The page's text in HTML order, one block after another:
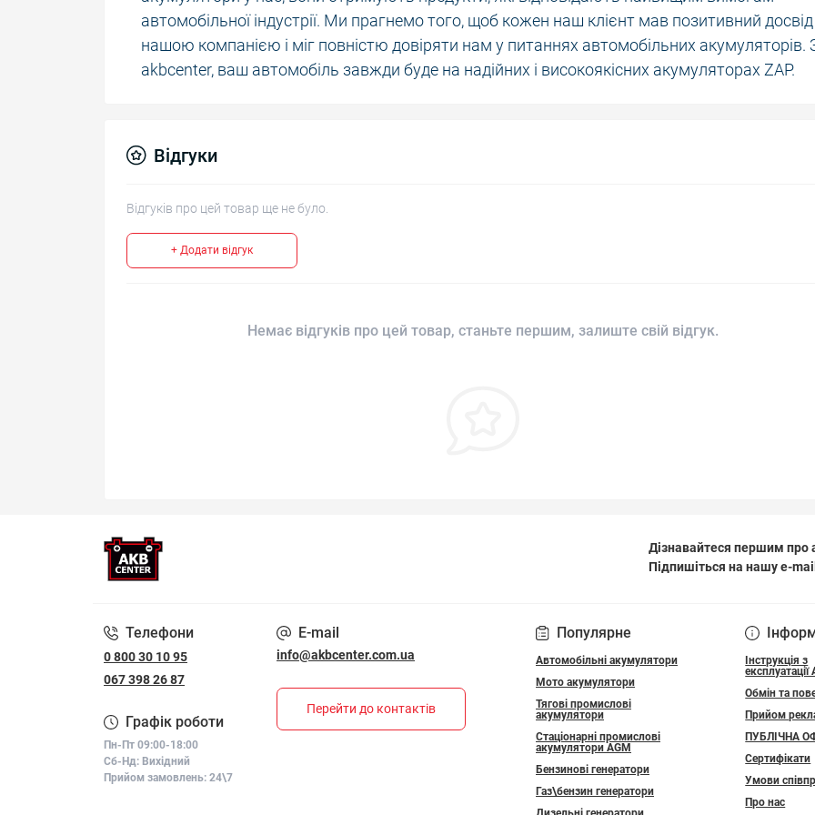
автомобільної індустрії. Ми прагнемо того, щоб кожен наш клієнт мав позитивний
нашою компанією і міг повністю довіряти нам у питаннях автомобільних акумуляторів.
akbcenter, ваш автомобіль завжди буде на надійних і високоякісних акумуляторах ZAP.
Відгуки
Відгуків про цей товар ще не було.
+ Додати відгук
Немає відгуків про цей товар, станьте першим, залиште свій відгук.
Дізнавайтеся першим про
Підпишіться на нашу e-
Телефони
0 800 30 10 95
067 398 26 87
Графік роботи
Пн-Пт 09:00-18:00
Сб-Нд: Вихідний
Прийом замовлень: 24\7
E-mail
info@akbcenter.com.ua
Перейти до контактів
Популярне
Автомобільні акумулятори
Мото акумулятори
Тягові промислові
акумулятори
Стаціонарні промислові
акумулятори АGM
Бензинові генератори
Газ\бензин генератори
Інструкція з
Обмін та
Прийом
ПУБЛІЧНА
Сертифікати
Умови
Про нас